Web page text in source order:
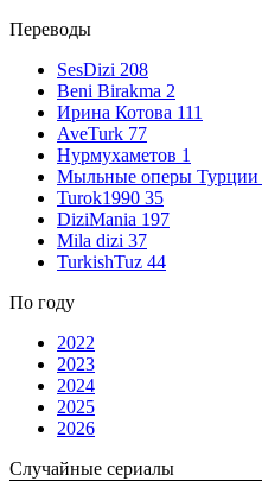
Переводы
SesDizi 208
Beni Birakma 2
Ирина Котова 111
AveTurk 77
Нурмухаметов 1
Мыльные оперы Турции
Turok1990 35
DiziMania 197
Mila dizi 37
TurkishTuz 44
По году
2022
2023
2024
2025
2026
Случайные сериалы